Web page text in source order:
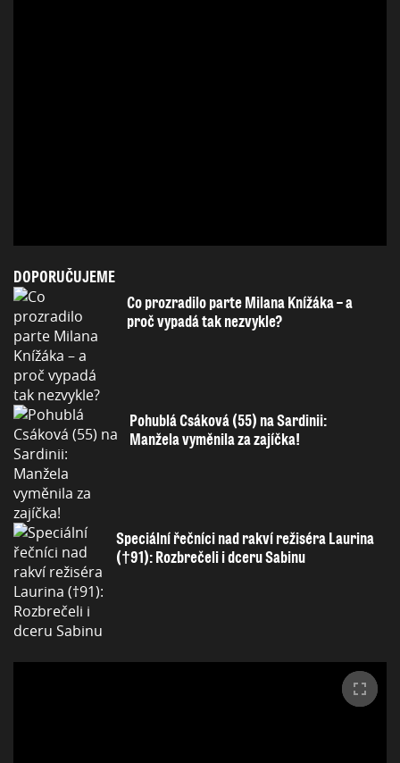
DOPORUČUJEME
Co prozradilo parte Milana Knížáka – a
proč vypadá tak nezvykle?
Pohublá Csáková (55) na Sardinii:
Manžela vyměnila za zajíčka!
Speciální řečníci nad rakví režiséra Laurina
(†91): Rozbrečeli i dceru Sabinu